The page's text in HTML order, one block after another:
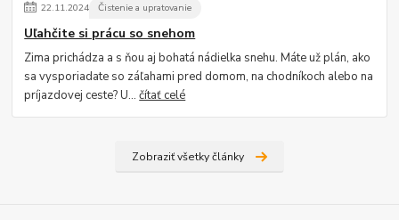
22.11.2024 Čistenie a upratovanie
Uľahčite si prácu so snehom
Zima prichádza a s ňou aj bohatá nádielka snehu. Máte už plán, ako
sa vysporiadate so záľahami pred domom, na chodníkoch alebo na
príjazdovej ceste? U...čítať celé
Zobraziť všetky články